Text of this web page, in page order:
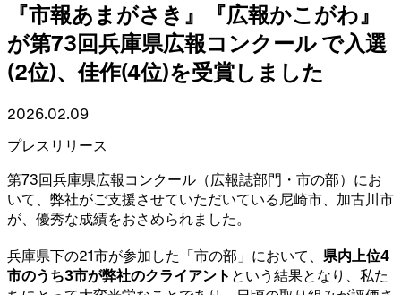
『市報あまがさき』『広報かこがわ』
が第73回兵庫県広報コンクール で入選
(2位)、佳作(4位)を受賞しました
2026.02.09
プレスリリース
第73回兵庫県広報コンクール（広報誌部門・市の部）にお
いて、弊社がご支援させていただいている尼崎市、加古川市
が、優秀な成績をおさめられました。
兵庫県下の21市が参加した「市の部」において、 県内上位4
市のうち3市が弊社のクライアント という結果となり、私た